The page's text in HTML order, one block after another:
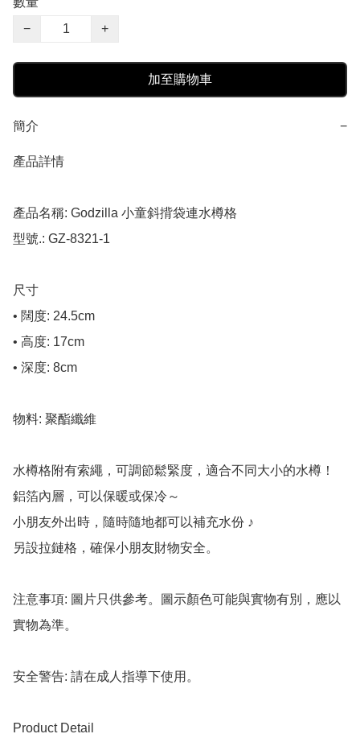
−
+
加至購物車
簡介 −
產品詳情
產品名稱: Godzilla 小童斜揹袋連水樽格
型號.: GZ-8321-1
尺寸
• 闊度: 24.5cm
• 高度: 17cm
• 深度: 8cm
物料: 聚酯纖維
水樽格附有索繩，可調節鬆緊度，適合不同大小的水樽！
鋁箔內層，可以保暖或保冷～
小朋友外出時，隨時隨地都可以補充水份 ♪
另設拉鏈格，確保小朋友財物安全。
注意事項: 圖片只供參考。圖示顏色可能與實物有別，應以
實物為準。
安全警告: 請在成人指導下使用。
Product Detail